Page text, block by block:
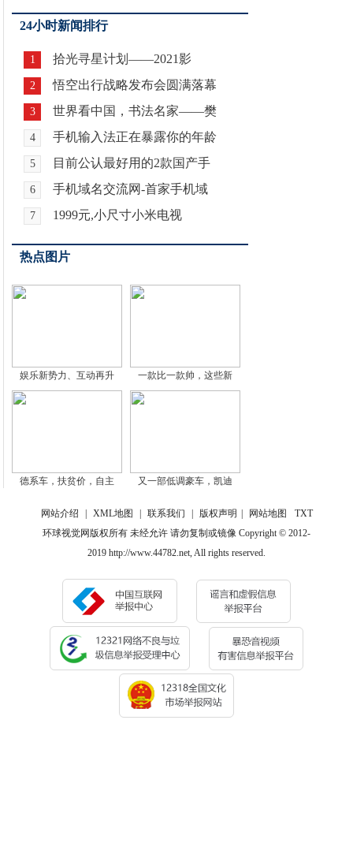
24小时新闻排行
1 拾光寻星计划——2021影
2 悟空出行战略发布会圆满落幕
3 世界看中国，书法名家——樊
4 手机输入法正在暴露你的年龄
5 目前公认最好用的2款国产手
6 手机域名交流网-首家手机域
7 1999元,小尺寸小米电视
热点图片
娱乐新势力、互动再升 一款比一款帅，这些新
德系车，扶贫价，自主 又一部低调豪车，凯迪
网站介绍 XML地图 联系我们 版权声明 网站地图
TXT
环球视觉网版权所有 未经允许 请勿复制或镜像 Copyright © 2012-
2019 http://www.44782.net, All rights reserved.